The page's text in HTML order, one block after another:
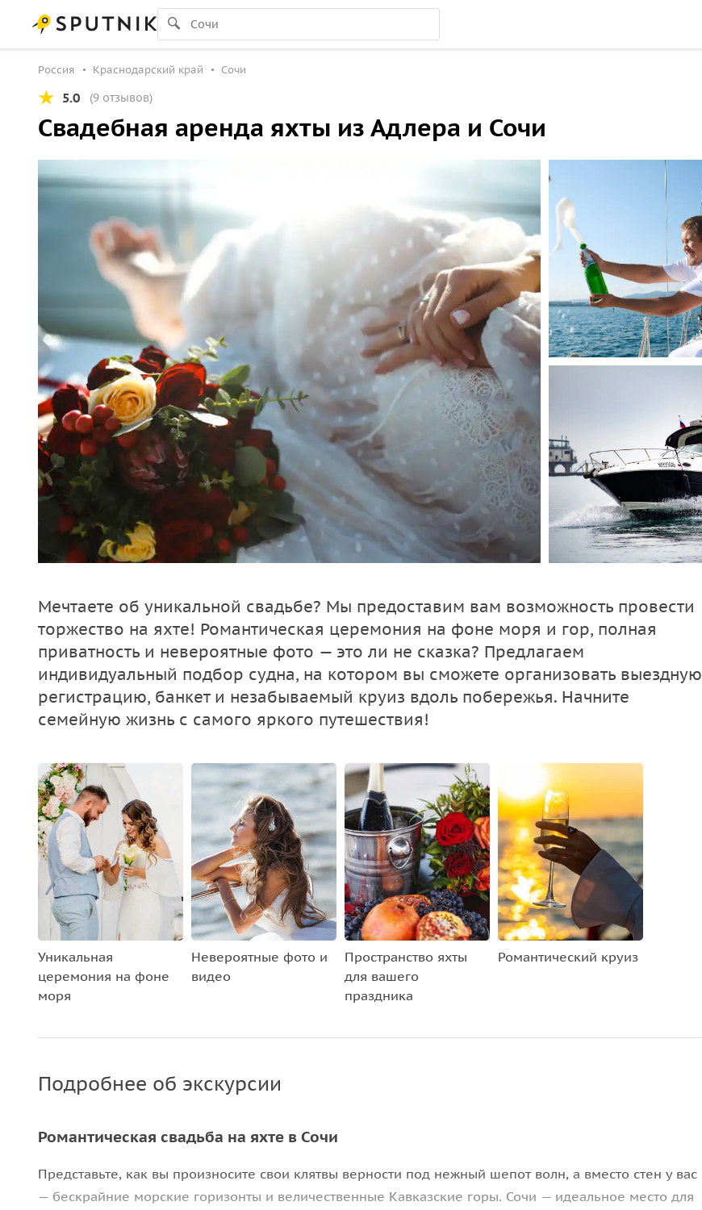
Россия Краснодарский край Сочи
5.0 (9 отзывов)
Свадебная аренда яхты из Адлера и Сочи
Мечтаете об уникальной свадьбе? Мы предоставим вам возможность провести
торжество на яхте! Романтическая церемония на фоне моря и гор, полная
приватность и невероятные фото — это ли не сказка? Предлагаем
индивидуальный подбор судна, на котором вы сможете организовать выездную
регистрацию, банкет и незабываемый круиз вдоль побережья. Начните
семейную жизнь с самого яркого путешествия!
Уникальная
церемония на фоне
моря
Невероятные фото и
видео
Пространство яхты
для вашего
праздника
Романтический круиз
Подробнее об экскурсии
Романтическая свадьба на яхте в Сочи
Представьте, как вы произносите свои клятвы верности под нежный шепот волн, а вместо стен у вас
— бескрайние морские горизонты и величественные Кавказские горы. Сочи — идеальное место для